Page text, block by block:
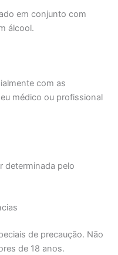
em conjunto com
álcool.
com as
médico ou profissional
determinada pelo
de precaução. Não
de 18 anos.